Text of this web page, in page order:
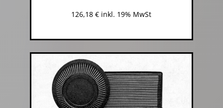
126,18€ inkl. 19% MwSt